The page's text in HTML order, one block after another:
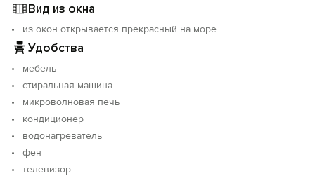
Вид из окна
из окон открывается прекрасный на море
Удобства
мебель
стиральная машина
микроволновая печь
кондиционер
водонагреватель
фен
телевизор